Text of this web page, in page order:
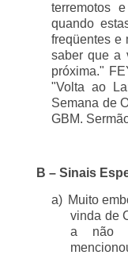
terremotos
quando
freqüentes e
saber que a
próxima."
"Volta ao
Semana de
GBM.
B – Sinais
a) Muito
vinda de
a não